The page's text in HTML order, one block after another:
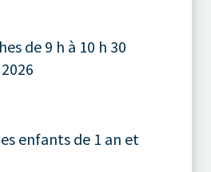
de 9 h à 10 h 30
enfants de 1 an et